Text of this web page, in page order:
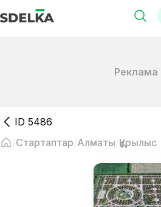
Реклама
ID 5486
Стартаптар Алматы Құрылыс